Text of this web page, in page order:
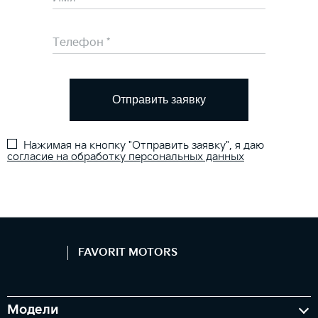
Отправить заявку
Нажимая на кнопку "Отправить заявку", я даю
согласие на обработку персональных данных
FAVORIT MOTORS
Модели